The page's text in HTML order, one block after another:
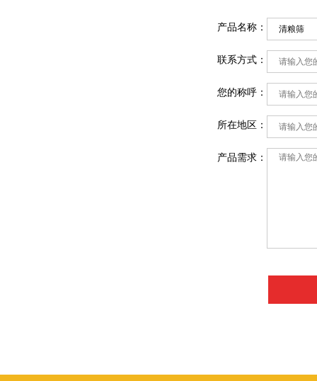
产品名称：
联系方式：
您的称呼：
所在地区：
产品需求：